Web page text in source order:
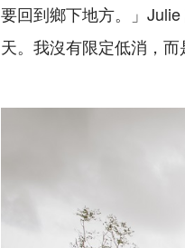
要回到鄉下地方。」
天。我沒有限定低消，